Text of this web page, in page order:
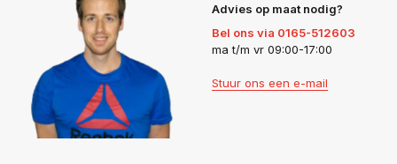
Advies op maat nodig?
Bel ons via 0165-512603
ma t/m vr 09:00-17:00
Stuur ons een e-mail